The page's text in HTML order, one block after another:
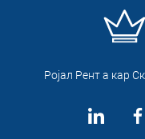
Ројал Рент а кар